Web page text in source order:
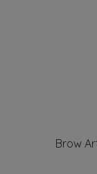
Brow